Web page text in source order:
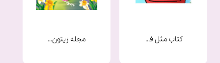
مجله زیتون شماره 9 کتاب مثل فرشته ها